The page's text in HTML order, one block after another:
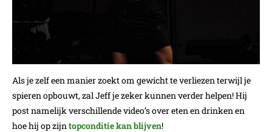
Als je zelf een manier zoekt om gewicht te verliezen terwijl je
spieren opbouwt, zal Jeff je zeker kunnen verder helpen! Hij
post namelijk verschillende video’s over eten en drinken en
hoe hij op zijn topconditie kan blijven!